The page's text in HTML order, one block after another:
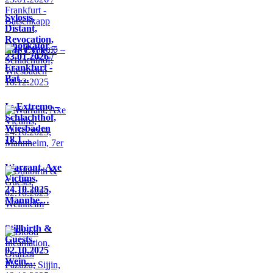
Sylosis,
Distant,
Revocation,
Life Cycle…
Knorkator –
23.01.2026 /
Frankfurt -
Bat…
In Extremo –
Schlachthof,
Wiesbaden
18.1…
Warrant, Axe
Victims,
24.10.2025,
Mannhe…
Stillbirth &
Guests,
02.10.2025
Wein…